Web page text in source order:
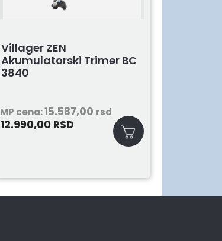
Villager ZEN
Akumulatorski Trimer BC
3840
MP cena:15.587,00 rsd
12.990,00 RSD